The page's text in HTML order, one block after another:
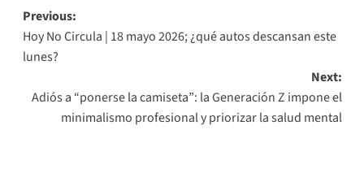
Post
navigation
Previous:
Hoy No Circula | 18 mayo 2026; ¿qué autos descansan este
lunes?
Next:
Adiós a “ponerse la camiseta”: la Generación Z impone el
minimalismo profesional y priorizar la salud mental